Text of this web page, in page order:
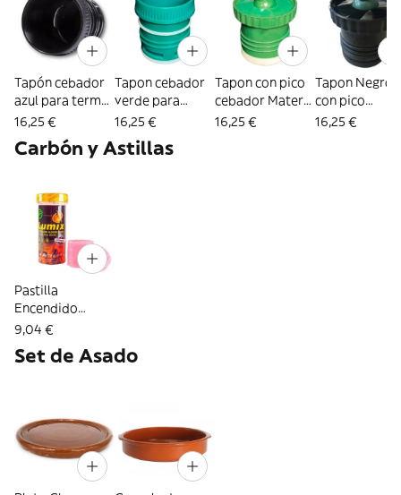
Tapón cebador
azul para termo
Stanley (4135)
16,25 €
Tapon cebador
verde para
termo Stanley
(3980)
16,25 €
Tapon con pico
cebador Matero
a rosca para
16,25 €
Tapon Negro
con pico
cebador
16,25 €
Carbón y Astillas
Pastilla
Encendido
ecológixas
9,04 €
Set de Asado